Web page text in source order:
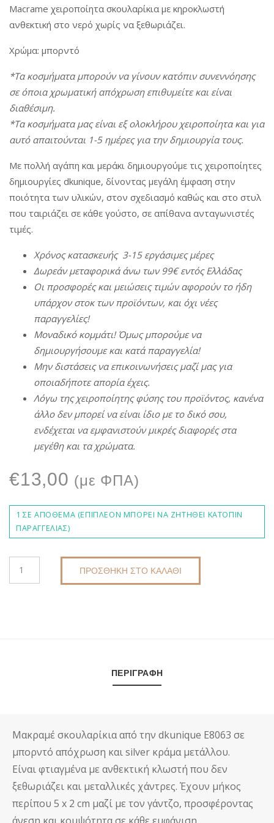
Macrame χειροποίητα σκουλαρίκια με κηροκλωστή
ανθεκτική στο νερό χωρίς να ξεθωριάζει.
Χρώμα: μπορντό
*Τα κοσμήματα μπορούν να γίνουν κατόπιν συνεννόησης
σε όποια χρωματική απόχρωση επιθυμείτε και είναι
διαθέσιμη.
*Τα κοσμήματα μας είναι εξ ολοκλήρου χειροποίητα και για
αυτό απαιτούνται 1-5 ημέρες για την δημιουργία τους.
Με πολλή αγάπη και μεράκι δημιουργούμε τις χειροποίητες
δημιουργίες dkunique, δίνοντας μεγάλη έμφαση στην
ποιότητα των υλικών, στον σχεδιασμό καθώς και στο στυλ
που ταιριάζει σε κάθε γούστο, σε απίθανα ανταγωνιστές
τιμές.
Χρόνος κατασκευής 3-15 εργάσιμες μέρες
Δωρεάν μεταφορικά άνω των99€εντός Ελλάδας
Οι προσφορές και μειώσεις τιμών αφορούν το ήδη
υπάρχον στοκ τωνπροϊόντων, και όχι νέες
παραγγελίες!
Μοναδικό κομμάτι! Όμως μπορούμε να
δημιουργήσουμε και κατάπαραγγελία!
Μην διστάσεις να επικοινωνήσεις μαζί μας για
οποιαδήποτε απορία έχεις.
Λόγω της χειροποίητης φύσης τουπροϊόντος, κανένα
άλλο δεν μπορεί να είναι ίδιο με το δικό σου,
ενδέχεται να εμφανιστούν μικρές διαφορές στα
μεγέθηκαι τα χρώματα.
€13,00 (με ΦΠΑ)
1 ΣΕ ΑΠΌΘΕΜΑ (ΕΠΙΠΛΈΟΝ ΜΠΟΡΕΊ ΝΑ ΖΗΤΗΘΕΊ ΚΑΤΌΠΙΝ
ΠΑΡΑΓΓΕΛΊΑΣ)
ΠΡΟΣΘΉΚΗ ΣΤΟ ΚΑΛΆΘΙ
ΠΕΡΙΓΡΑΦΉ
Μακραμέ σκουλαρίκια από την dkunique E8063 σε
μπορντό απόχρωση και silver κράμα μετάλλου.
Είναι φτιαγμένα με ανθεκτική κλωστή που δεν
ξεθωριάζει και μεταλλικές χάντρες. Έχουν μήκος
περίπου 5 x 2 cm μαζί με τον γάντζο, προσφέροντας